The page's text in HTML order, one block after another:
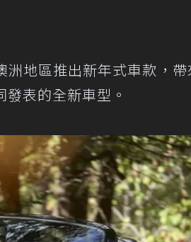
洲地區推出新年式車款，
表的全新車型。